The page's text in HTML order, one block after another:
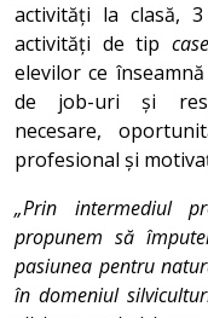
activități la clasă,
activități de tip
elevilor ce
de job-uri și
necesare,
profesional și
„Prin intermediul
propunem să
pasiunea pentru
în domeniul